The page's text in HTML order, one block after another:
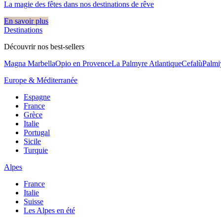
La magie des fêtes dans nos destinations de rêve​
En savoir plus
Destinations
Découvrir nos best-sellers
Magna MarbellaOpio en ProvenceLa Palmyre AtlantiqueCefalù
Europe & Méditerranée
Espagne
France
Grèce
Italie
Portugal
Sicile
Turquie
Alpes
France
Italie
Suisse
Les Alpes en été